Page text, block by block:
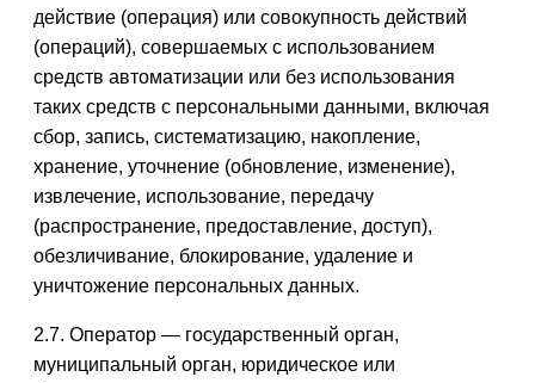
действие (операция) или совокупность действий
(операций), совершаемых с использованием
средств автоматизации или без использования
таких средств с персональными данными, включая
сбор, запись, систематизацию, накопление,
хранение, уточнение (обновление, изменение),
извлечение, использование, передачу
(распространение, предоставление, доступ),
обезличивание, блокирование, удаление и
уничтожение персональных данных.
2.7. Оператор — государственный орган,
муниципальный орган, юридическое или